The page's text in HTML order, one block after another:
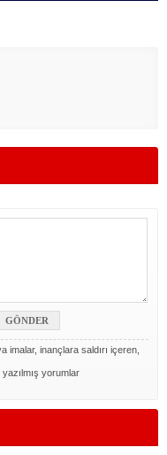
imalar, inançlara saldırı içeren,
yorumlar